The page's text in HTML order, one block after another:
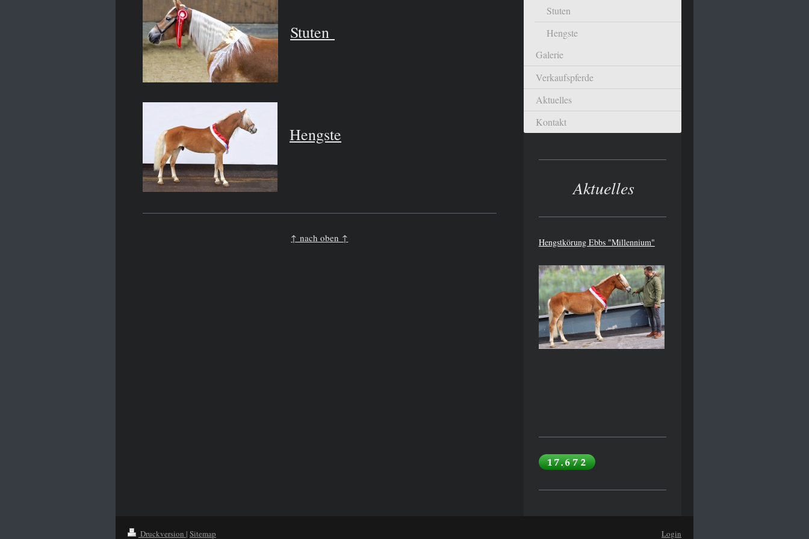
Stuten
Hengste
↑ nach oben ↑
Stuten
Hengste
Galerie
Verkaufspferde
Aktuelles
Kontakt
Aktuelles
Hengstkörung Ebbs "Millennium"
Druckversion | Sitemap Login